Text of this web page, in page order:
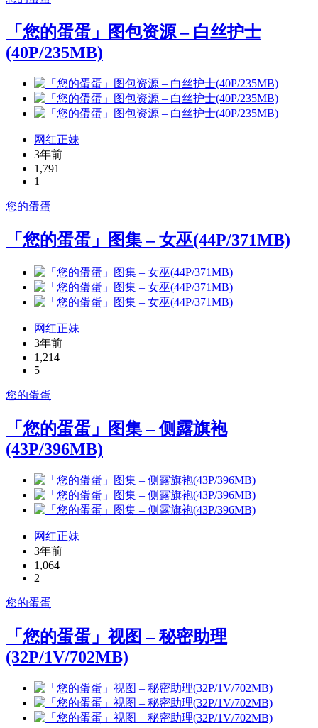
「您的蛋蛋」图包资源 – 白丝护士
(40P/235MB)
网红正妹
3年前
1,791
1
您的蛋蛋
「您的蛋蛋」图集 – 女巫(44P/371MB)
网红正妹
3年前
1,214
5
您的蛋蛋
「您的蛋蛋」图集 – 侧露旗袍
(43P/396MB)
网红正妹
3年前
1,064
2
您的蛋蛋
「您的蛋蛋」视图 – 秘密助理
(32P/1V/702MB)